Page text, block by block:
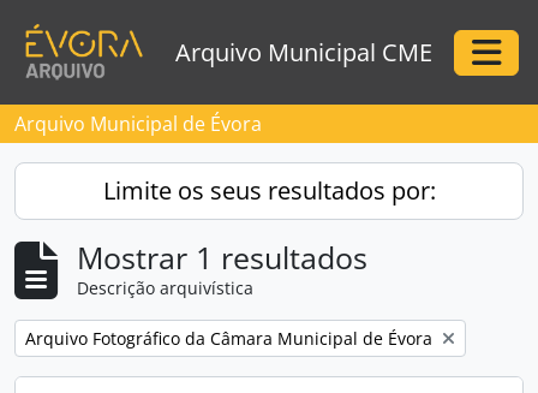
Arquivo Municipal CME
Arquivo Municipal de Évora
Limite os seus resultados por:
Mostrar 1 resultados
Descrição arquivística
Remove filter:
Arquivo Fotográfico da Câmara Municipal de Évora